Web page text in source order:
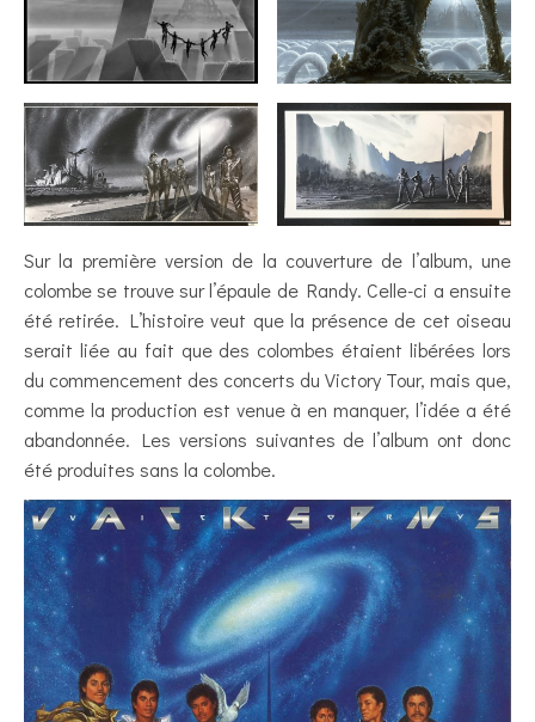
Sur la première version de la couverture de l’album, une
colombe se trouve sur l’épaule de Randy. Celle-ci a ensuite
été retirée. L’histoire veut que la présence de cet oiseau
serait liée au fait que des colombes étaient libérées lors
du commencement des concerts du Victory Tour, mais que,
comme la production est venue à en manquer, l’idée a été
abandonnée. Les versions suivantes de l’album ont donc
été produites sans la colombe.